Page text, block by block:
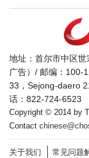
地址：首尔市中区世
广告）/ 邮编：100-
33，Sejong-daero
话：822-724-6523
Copyright © 2014 by
Contact
关于我们 常见问题